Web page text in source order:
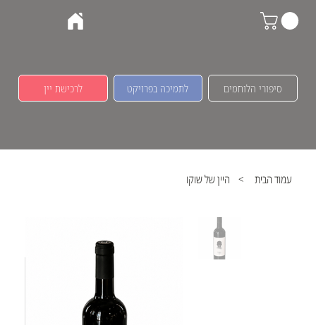
לרכישת יין לתמיכה בפרויקט סיפורי הלוחמים
עמוד הבית > היין של שוקו